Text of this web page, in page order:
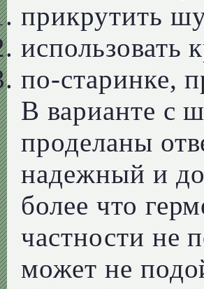
прикрутить
использовать
по-старинке,
В варианте с
проделаны
надежный и
более что
частности не
может не